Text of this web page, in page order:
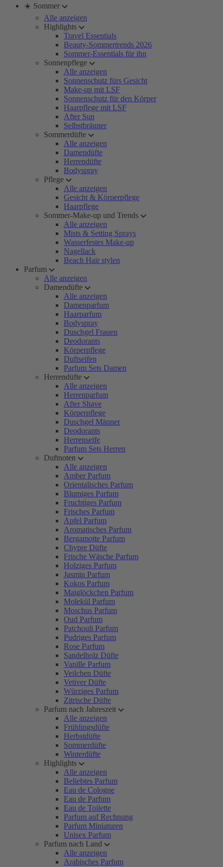
☀️ Sommer
Alle anzeigen
Highlights
Travel Essentials
Beauty-Sommertrends 2026
Sommer-Essentials für ihn
Sonnenpflege
Alle anzeigen
Sonnenschutz fürs Gesicht
Make-up mit LSF
Sonnenschutz für den Körper
Haarpflege mit LSF
After Sun
Selbstbräuner
Sommerdüfte
Alle anzeigen
Damendüfte
Herrendüfte
Bodyspray
Pflege
Alle anzeigen
Gesicht & Körperpflege
Haarpflege
Sommer-Make-up und Trends
Alle anzeigen
Mists & Setting Sprays
Wasserfestes Make-up
Nagellack
Beach Hair stylen
Parfum
Alle anzeigen
Damendüfte
Alle anzeigen
Damenparfum
Haarparfum
Bodyspray
Duschgel Frauen
Deodorants
Körperpflege
Duftseifen
Parfum Sets Damen
Herrendüfte
Alle anzeigen
Herrenparfum
After Shave
Körperpflege
Duschgel Männer
Deodorants
Herrenseife
Parfum Sets Herren
Duftnoten
Alle anzeigen
Amber Parfum
Orientalisches Parfum
Blumiges Parfum
Fruchtiges Parfum
Frisches Parfum
Apfel Parfum
Aromatisches Parfum
Bergamotte Parfum
Chypre Düfte
Frische Wäsche Parfum
Holziges Parfum
Jasmin Parfum
Kokos Parfum
Maiglöckchen Parfum
Molekül Parfum
Moschus Parfum
Oud Parfum
Patchouli Parfum
Pudriges Parfum
Rose Parfum
Sandelholz Düfte
Vanille Parfum
Veilchen Düfte
Vetiver Düfte
Würziges Parfum
Zitrische Düfte
Parfum nach Jahreszeit
Alle anzeigen
Frühlingsdüfte
Herbstdüfte
Sommerdüfte
Winterdüfte
Highlights
Alle anzeigen
Beliebtes Parfum
Eau de Cologne
Eau de Parfum
Eau de Toilette
Parfum auf Rechnung
Parfum Miniaturen
Unisex Parfum
Parfum nach Land
Alle anzeigen
Arabisches Parfum